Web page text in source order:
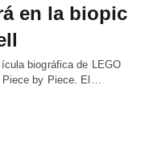
en la biopic
biográfica de LEGO
Piece by Piece. El…